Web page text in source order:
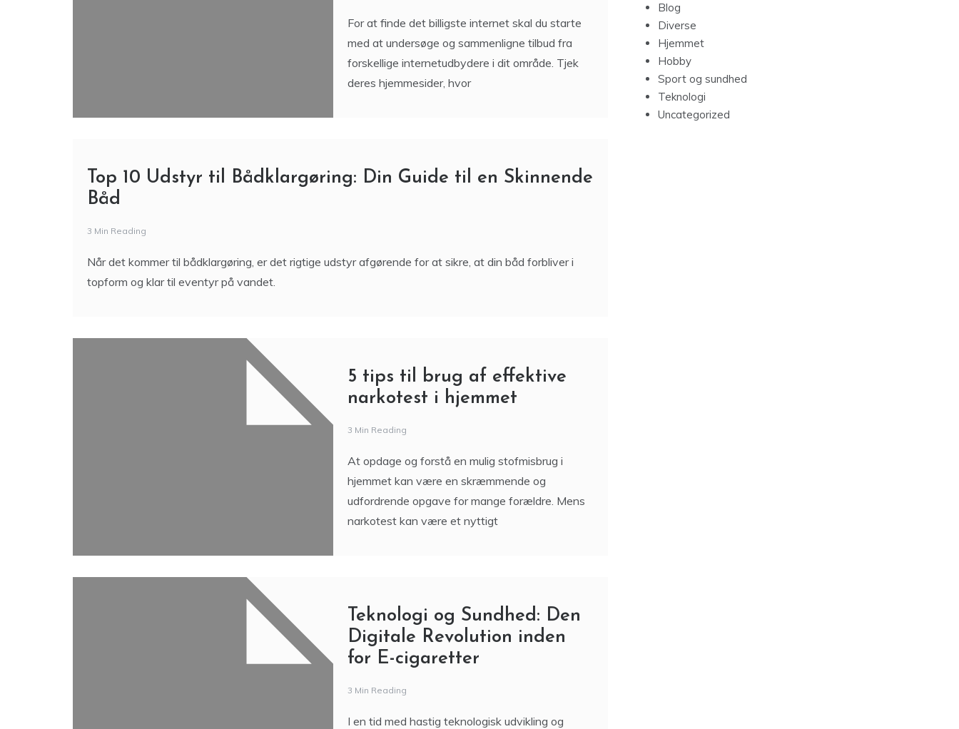
For at finde det billigste internet skal du starte
med at undersøge og sammenligne tilbud fra
forskellige internetudbydere i dit område. Tjek
deres hjemmesider, hvor
Top 10 Udstyr til Bådklargøring: Din Guide til en Skinnende
Båd
3 Min Reading
Når det kommer til bådklargøring, er det rigtige udstyr afgørende for at sikre, at din båd forbliver i
topform og klar til eventyr på vandet.
5 tips til brug af effektive
narkotest i hjemmet
3 Min Reading
At opdage og forstå en mulig stofmisbrug i
hjemmet kan være en skræmmende og
udfordrende opgave for mange forældre. Mens
narkotest kan være et nyttigt
Teknologi og Sundhed: Den
Digitale Revolution inden
for E-cigaretter
3 Min Reading
I en tid med hastig teknologisk udvikling og
Blog
Diverse
Hjemmet
Hobby
Sport og sundhed
Teknologi
Uncategorized